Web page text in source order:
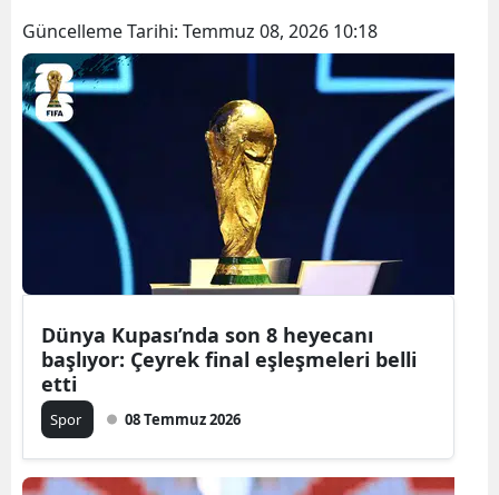
Güncelleme Tarihi: Temmuz 08, 2026 10:18
Dünya Kupası’nda son 8 heyecanı
başlıyor: Çeyrek final eşleşmeleri belli
etti
Spor 08 Temmuz 2026